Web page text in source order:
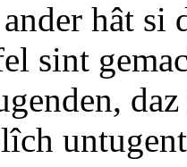
hât si
sint